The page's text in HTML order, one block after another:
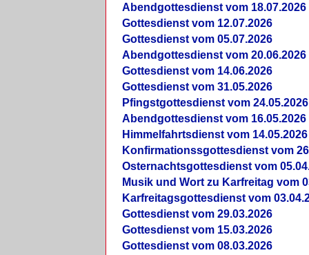
Abendgottesdienst vom 18.07.2026
Gottesdienst vom 12.07.2026
Gottesdienst vom 05.07.2026
Abendgottesdienst vom 20.06.2026
Gottesdienst vom 14.06.2026
Gottesdienst vom 31.05.2026
Pfingstgottesdienst vom 24.05.2026
Abendgottesdienst vom 16.05.2026
Himmelfahrtsdienst vom 14.05.2026
Konfirmationssgottesdienst vom
Osternachtsgottesdienst vom
Musik und Wort zu Karfreitag vom
Karfreitagsgottesdienst vom
Gottesdienst vom 29.03.2026
Gottesdienst vom 15.03.2026
Gottesdienst vom 08.03.2026